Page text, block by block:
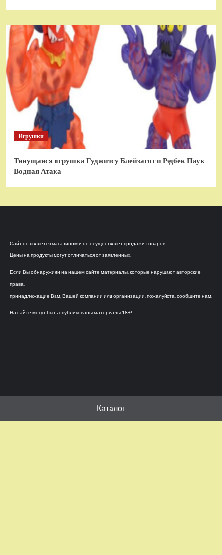
Игрушки
Тянущаяся игрушка Гуджитсу Блейзагот и Рэдбек Паук
Водная Атака
Сайт не является магазином и не осуществляет продажи товаров.
Цены на продукты могут отличаться от заявленных.
Если Вы обнаружили на нашем сайте материалы, которые нарушают авторские
права,
принадлежащие Вам, Вашей компании или организации, пожалуйста, сообщите нам.
На сайте могут быть опубликованы материалы 18+!
Каталог